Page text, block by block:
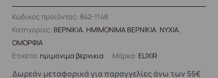
Κωδικός προϊόντος: 842-1148
Κατηγορίες: ΒΕΡΝΙΚΙΑ, ΗΜΙΜΟΝΙΜΑ ΒΕΡΝΙΚΙΑ, ΝΥΧΙΑ,
ΟΜΟΡΦΙΑ
Ετικέτα: ημιμονιμα βερνικια Μάρκα: ELIXIR
Δωρεάν μεταφορικά για παραγγελίες άνω των 55€